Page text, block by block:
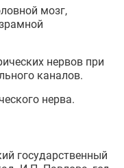
мозг,
нервов при
каналов.
нерва.
государственный